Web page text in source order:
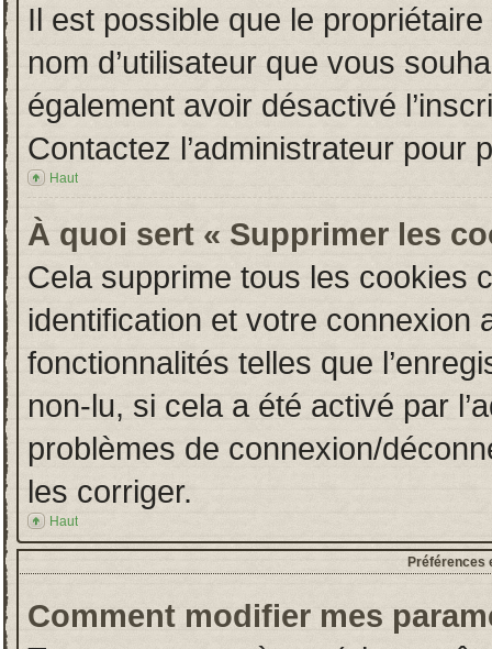
Il est possible que le
nom d’utilisateur que vous
également avoir désactivé
Contactez l’administrateur pour
Haut
À quoi sert « Supprimer les
Cela supprime tous les cookies
identification et votre connexion
fonctionnalités telles que
non-lu, si cela a été activé par
problèmes de connexion/
les corriger.
Haut
Préférences
Comment modifier mes